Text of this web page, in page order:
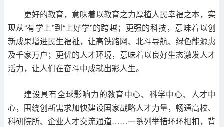
更好的教育，意味着以教育之力厚植人民幸福之本，实
现从“有学上”到“上好学”的跨越；更强的科技，意味着以创
新成果增进民生福祉，让高铁路网、北斗导航、绿色能源惠
及千家万户；更优的人才环境，意味着以良好生态激发人才
活力，让人们在奋斗中成就出彩人生。
建设具有全球影响力的教育中心、科学中心、人才中
心，围绕创新需求加快建设国家战略人才力量，畅通高校、
科研院所、企业人才交流通道……一系列举措环环相扣，背